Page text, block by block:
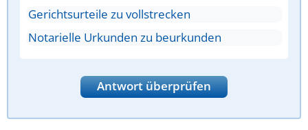
Gerichtsurteile zu vollstrecken
Notarielle Urkunden zu beurkunden
Antwort überprüfen